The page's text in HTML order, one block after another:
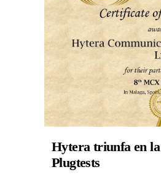
Hytera triunfa en
Plugtests